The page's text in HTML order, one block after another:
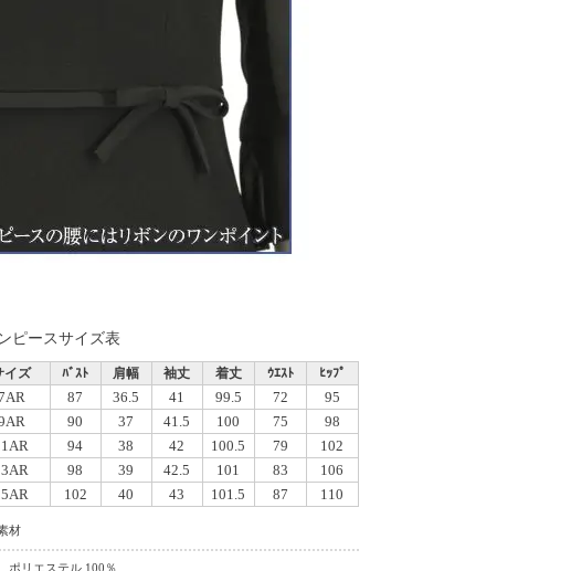
ピースサイズ表
イズ ﾊﾞｽﾄ 肩幅 袖丈 着丈 ｳｴｽﾄ ﾋｯﾌﾟ
87 36.5 41 99.5 72
95
90 37 41.5 100 75
98
94 38 42 100.5 79
102
98 39 42.5 101 83
106
102 40 43 101.5 87 110
材
リエステル 100％